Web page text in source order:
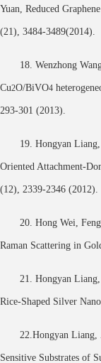
Yuan, Reduced
(21), 3484-3489(2014).
18. Wenzhong
Cu2O/BiVO4
293-301 (2013).
19. Hongyan
Oriented Attachment-
(12), 2339-2346 (2012).
20. Hong Wei,
Raman Scattering in
21. Hongyan
Rice-Shaped Silver
22.Hongyan Liang,
Sensitive Substrates of